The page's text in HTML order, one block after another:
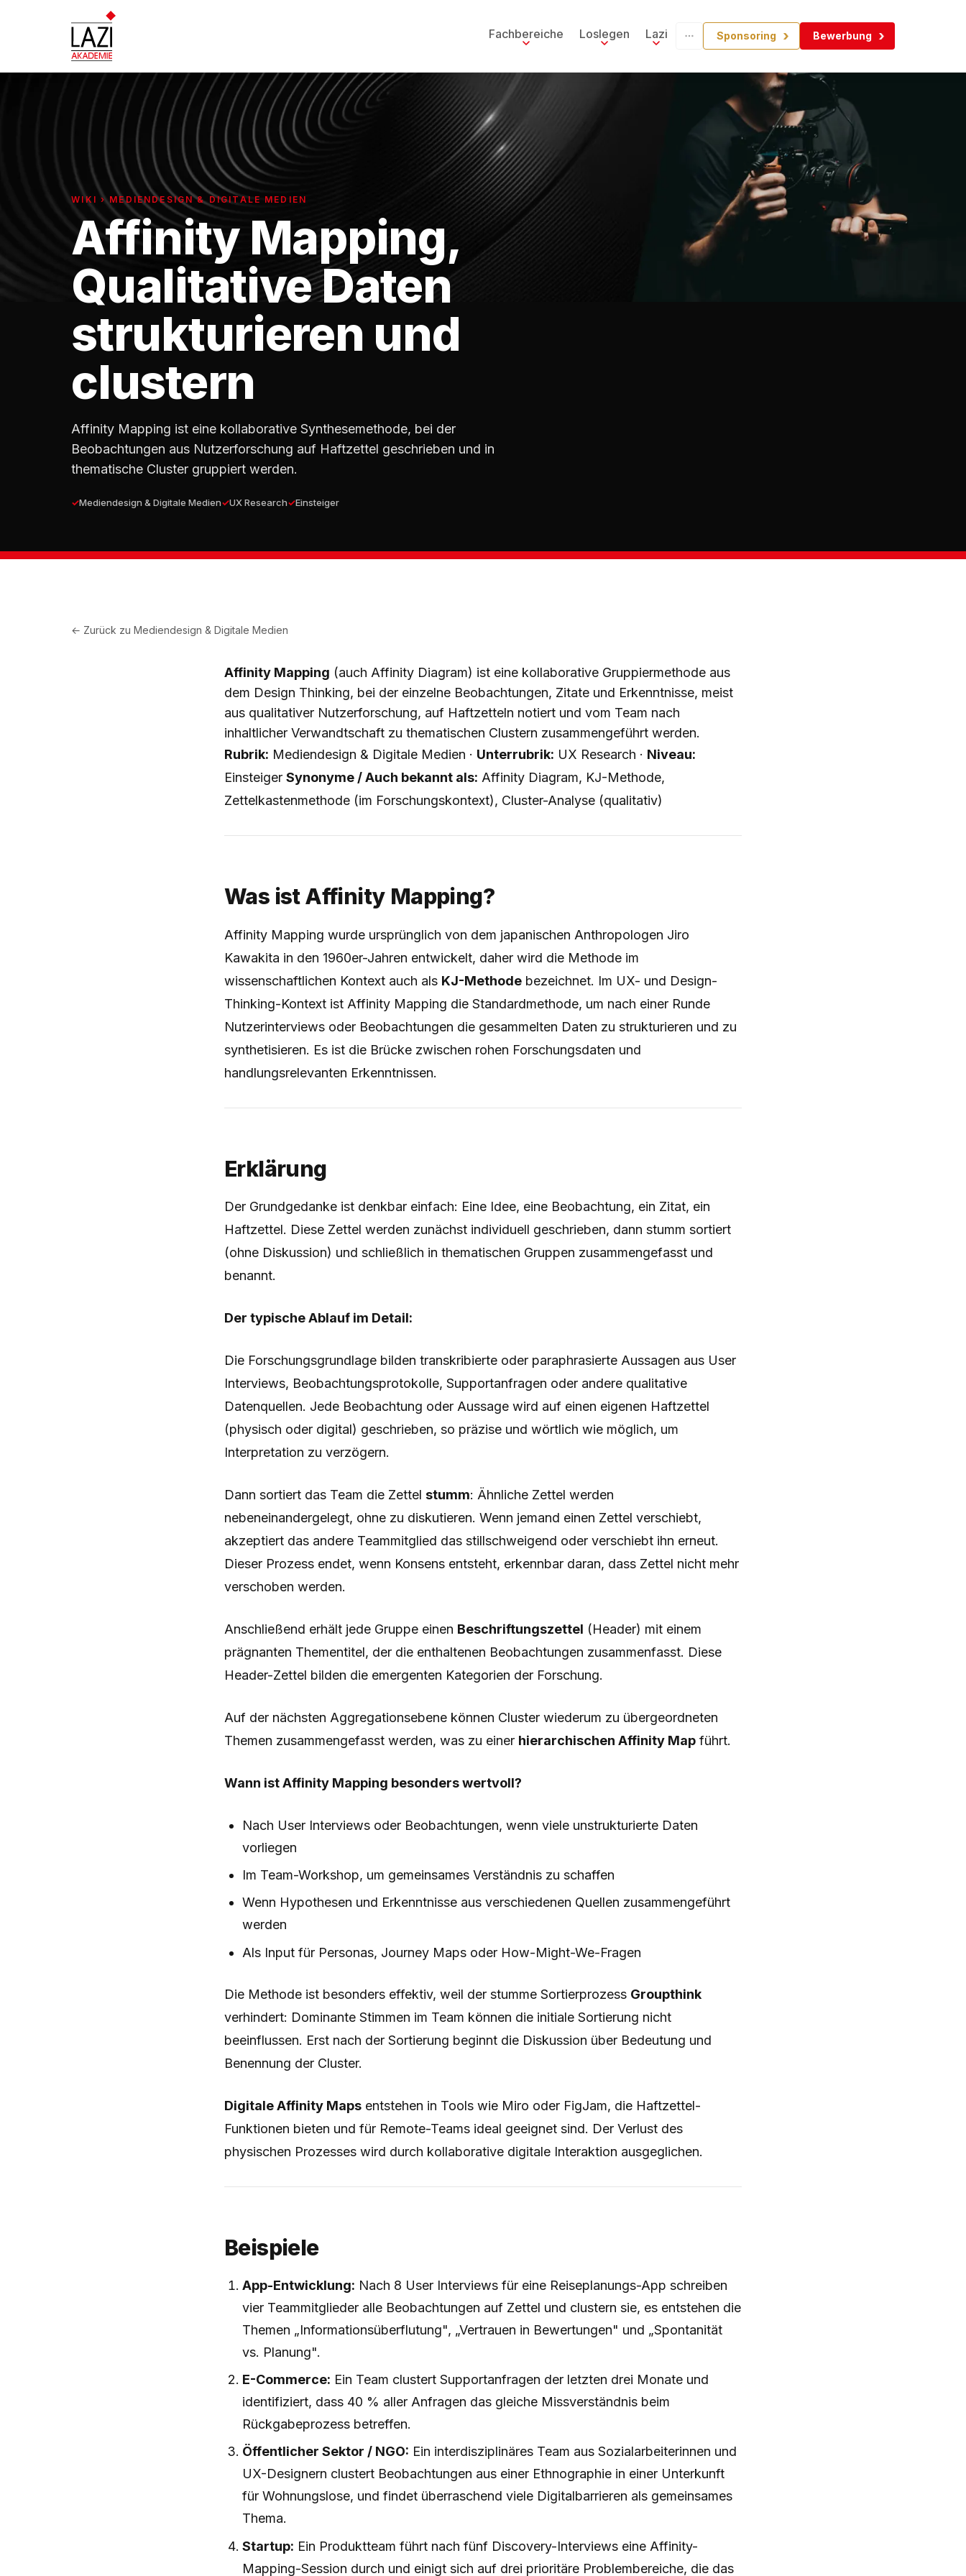
Fachbereiche Loslegen Lazi Sponsoring Bewerbung
WIKI › MEDIENDESIGN & DIGITALE MEDIEN
Affinity Mapping,
Qualitative Daten
strukturieren und
clustern
Affinity Mapping ist eine kollaborative Synthesemethode, bei der
Beobachtungen aus Nutzerforschung auf Haftzettel geschrieben und in
thematische Cluster gruppiert werden.
Mediendesign & Digitale Medien UX Research Einsteiger
← Zurück zuMediendesign & Digitale Medien
Affinity Mapping (auch Affinity Diagram) ist eine kollaborative Gruppiermethode aus
dem Design Thinking, bei der einzelne Beobachtungen, Zitate und Erkenntnisse, meist
aus qualitativer Nutzerforschung, auf Haftzetteln notiert und vom Team nach
inhaltlicher Verwandtschaft zu thematischen Clustern zusammengeführt werden.
Rubrik: Mediendesign & Digitale Medien · Unterrubrik: UX Research · Niveau:
Einsteiger Synonyme / Auch bekannt als: Affinity Diagram, KJ-Methode,
Zettelkastenmethode (im Forschungskontext), Cluster-Analyse (qualitativ)
Was ist Affinity Mapping?
Affinity Mapping wurde ursprünglich von dem japanischen Anthropologen Jiro
Kawakita in den 1960er-Jahren entwickelt, daher wird die Methode im
wissenschaftlichen Kontext auch als KJ-Methode bezeichnet. Im UX- und Design-
Thinking-Kontext ist Affinity Mapping die Standardmethode, um nach einer Runde
Nutzerinterviews oder Beobachtungen die gesammelten Daten zu strukturieren und zu
synthetisieren. Es ist die Brücke zwischen rohen Forschungsdaten und
handlungsrelevanten Erkenntnissen.
Erklärung
Der Grundgedanke ist denkbar einfach: Eine Idee, eine Beobachtung, ein Zitat, ein
Haftzettel. Diese Zettel werden zunächst individuell geschrieben, dann stumm sortiert
(ohne Diskussion) und schließlich in thematischen Gruppen zusammengefasst und
benannt.
Der typische Ablauf im Detail:
Die Forschungsgrundlage bilden transkribierte oder paraphrasierte Aussagen aus User
Interviews, Beobachtungsprotokolle, Supportanfragen oder andere qualitative
Datenquellen. Jede Beobachtung oder Aussage wird auf einen eigenen Haftzettel
(physisch oder digital) geschrieben, so präzise und wörtlich wie möglich, um
Interpretation zu verzögern.
Dann sortiert das Team die Zettel stumm: Ähnliche Zettel werden
nebeneinandergelegt, ohne zu diskutieren. Wenn jemand einen Zettel verschiebt,
akzeptiert das andere Teammitglied das stillschweigend oder verschiebt ihn erneut.
Dieser Prozess endet, wenn Konsens entsteht, erkennbar daran, dass Zettel nicht mehr
verschoben werden.
Anschließend erhält jede Gruppe einen Beschriftungszettel (Header) mit einem
prägnanten Thementitel, der die enthaltenen Beobachtungen zusammenfasst. Diese
Header-Zettel bilden die emergenten Kategorien der Forschung.
Auf der nächsten Aggregationsebene können Cluster wiederum zu übergeordneten
Themen zusammengefasst werden, was zu einer hierarchischen Affinity Map führt.
Wann ist Affinity Mapping besonders wertvoll?
Nach User Interviews oder Beobachtungen, wenn viele unstrukturierte Daten
vorliegen
Im Team-Workshop, um gemeinsames Verständnis zu schaffen
Wenn Hypothesen und Erkenntnisse aus verschiedenen Quellen zusammengeführt
werden
Als Input für Personas, Journey Maps oder How-Might-We-Fragen
Die Methode ist besonders effektiv, weil der stumme Sortierprozess Groupthink
verhindert: Dominante Stimmen im Team können die initiale Sortierung nicht
beeinflussen. Erst nach der Sortierung beginnt die Diskussion über Bedeutung und
Benennung der Cluster.
Digitale Affinity Maps entstehen in Tools wie Miro oder FigJam, die Haftzettel-
Funktionen bieten und für Remote-Teams ideal geeignet sind. Der Verlust des
physischen Prozesses wird durch kollaborative digitale Interaktion ausgeglichen.
Beispiele
App-Entwicklung: Nach 8 User Interviews für eine Reiseplanungs-App schreiben
vier Teammitglieder alle Beobachtungen auf Zettel und clustern sie, es entstehen die
Themen „Informationsüberflutung", „Vertrauen in Bewertungen" und „Spontanität
vs. Planung".
E-Commerce: Ein Team clustert Supportanfragen der letzten drei Monate und
identifiziert, dass 40 % aller Anfragen das gleiche Missverständnis beim
Rückgabeprozess betreffen.
Öffentlicher Sektor / NGO: Ein interdisziplinäres Team aus Sozialarbeiterinnen und
UX-Designern clustert Beobachtungen aus einer Ethnographie in einer Unterkunft
für Wohnungslose, und findet überraschend viele Digitalbarrieren als gemeinsames
Thema.
Startup: Ein Produktteam führt nach fünf Discovery-Interviews eine Affinity-
Mapping-Session durch und einigt sich auf drei prioritäre Problembereiche, die das